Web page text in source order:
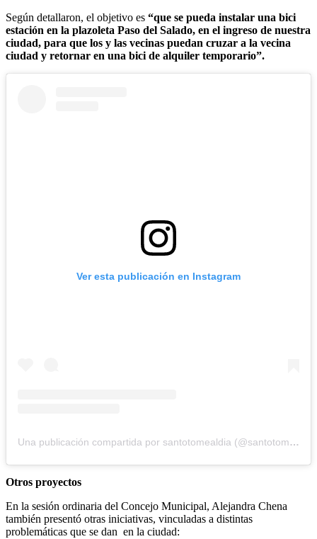
Según detallaron, el objetivo es “que se pueda instalar una bici
estación en la plazoleta Paso del Salado, en el ingreso de nuestra
ciudad, para que los y las vecinas puedan cruzar a la vecina
ciudad y retornar en una bici de alquiler temporario”.
Ver esta publicación en Instagram
Una publicación compartida por santotomealdia (@santotomealdia)
Otros proyectos
En la sesión ordinaria del Concejo Municipal, Alejandra Chena
también presentó otras iniciativas, vinculadas a distintas
problemáticas que se dan en la ciudad: